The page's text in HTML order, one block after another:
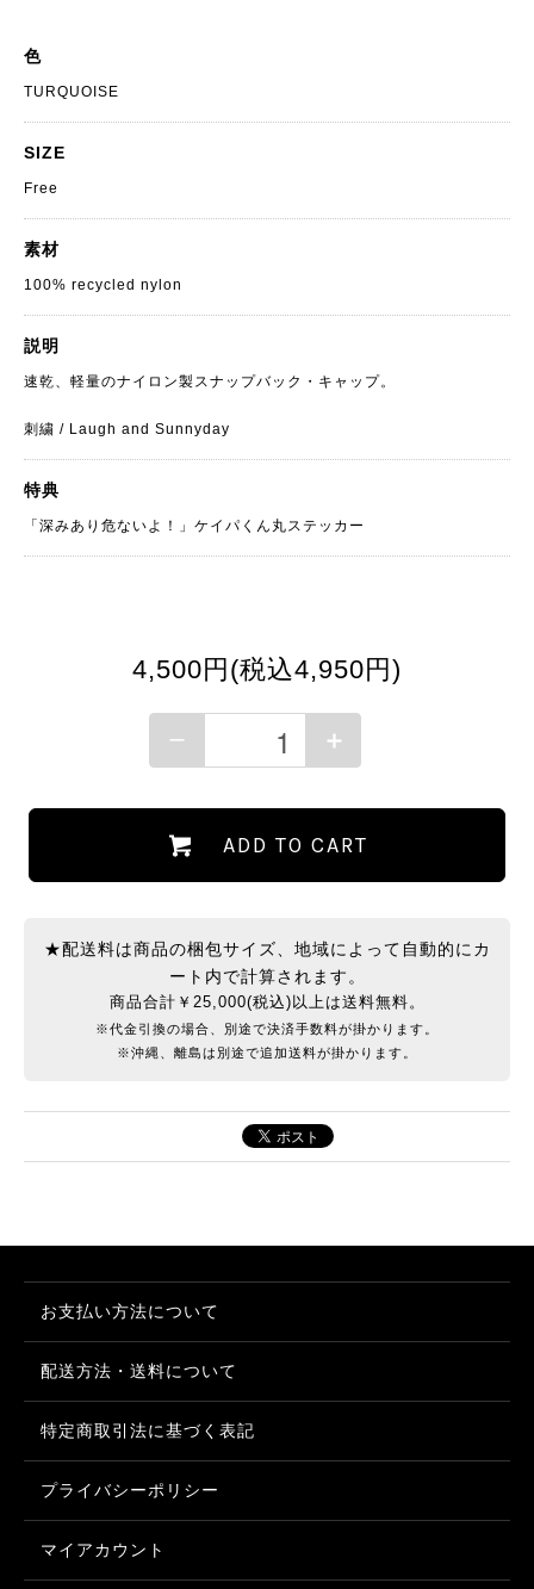
色
TURQUOISE
SIZE
Free
素材
100% recycled nylon
説明
速乾、軽量のナイロン製スナップバック・キャップ。
刺繍 / Laugh and Sunnyday
特典
「深みあり危ないよ！」ケイパくん丸ステッカー
4,500円(税込4,950円)
ADD TO CART
★配送料は商品の梱包サイズ、地域によって自動的にカ
ート内で計算されます。
商品合計￥25,000(税込)以上は送料無料。
※代金引換の場合、別途で決済手数料が掛かります。
※沖縄、離島は別途で追加送料が掛かります。
お支払い方法について
配送方法・送料について
特定商取引法に基づく表記
プライバシーポリシー
マイアカウント